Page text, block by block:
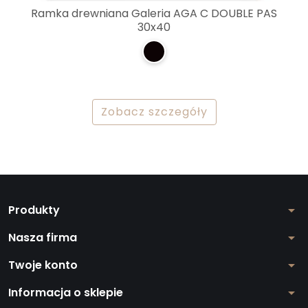
Ramka drewniana Galeria AGA C DOUBLE PAS
30x40
Zobacz szczegóły
Produkty arrow_drop_down
Nasza firma arrow_drop_down
Twoje konto arrow_drop_down
Informacja o sklepie arrow_drop_down